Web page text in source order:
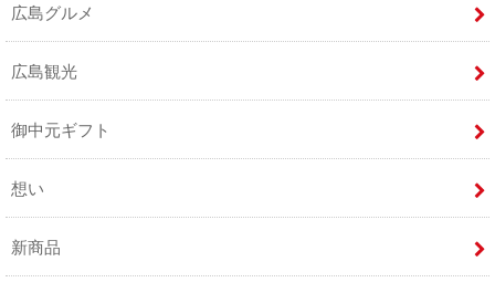
広島グルメ
広島観光
御中元ギフト
想い
新商品